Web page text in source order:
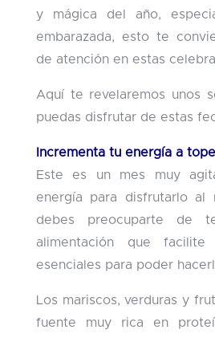
y mágica del año,
embarazada, esto te
de atención en estas
Aquí te revelaremos unos
puedas disfrutar de estas
Incrementa tu energía a tope
Este es un mes muy
energía para disfrutarlo al
debes preocuparte de
alimentación que facilite
esenciales para poder
Los mariscos, verduras y
fuente muy rica en